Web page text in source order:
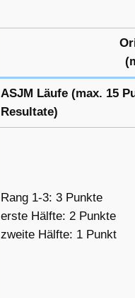
ASJM Läufe (max. 15
Resultate)
Rang 1-3: 3 Punkte
erste Hälfte: 2 Punkte
zweite Hälfte: 1 Punkt